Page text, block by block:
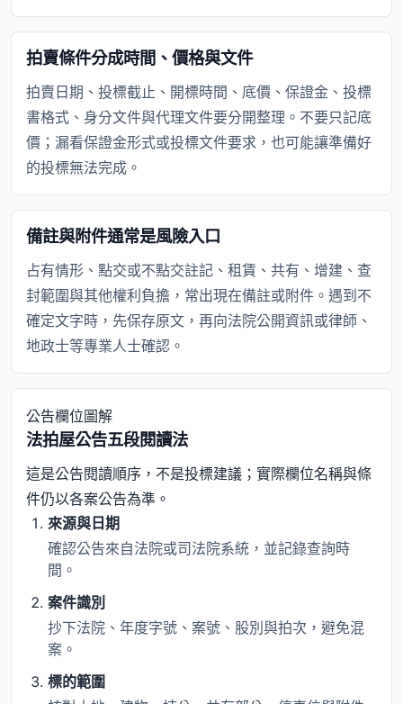
拍賣條件分成時間、價格與文件
拍賣日期、投標截止、開標時間、底價、保證金、投標
書格式、身分文件與代理文件要分開整理。不要只記底
價；漏看保證金形式或投標文件要求，也可能讓準備好
的投標無法完成。
備註與附件通常是風險入口
占有情形、點交或不點交註記、租賃、共有、增建、查
封範圍與其他權利負擔，常出現在備註或附件。遇到不
確定文字時，先保存原文，再向法院公開資訊或律師、
地政士等專業人士確認。
公告欄位圖解
法拍屋公告五段閱讀法
這是公告閱讀順序，不是投標建議；實際欄位名稱與條
件仍以各案公告為準。
來源與日期
確認公告來自法院或司法院系統，並記錄查詢時
間。
案件識別
抄下法院、年度字號、案號、股別與拍次，避免混
案。
標的範圍